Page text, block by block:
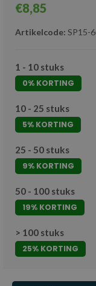
€8,85
Artikelcode: SP15-
1 - 10 stuks
0% KORTING
10 - 25 stuks
5% KORTING
25 - 50 stuks
9% KORTING
50 - 100 stuks
19% KORTING
> 100 stuks
25% KORTING